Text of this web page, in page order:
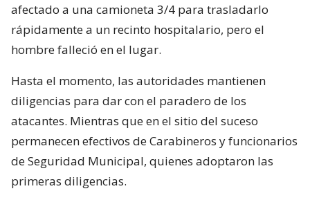
afectado a una camioneta 3/4 para trasladarlo
rápidamente a un recinto hospitalario, pero el
hombre falleció en el lugar.
Hasta el momento, las autoridades mantienen
diligencias para dar con el paradero de los
atacantes. Mientras que en el sitio del suceso
permanecen efectivos de Carabineros y funcionarios
de Seguridad Municipal, quienes adoptaron las
primeras diligencias.